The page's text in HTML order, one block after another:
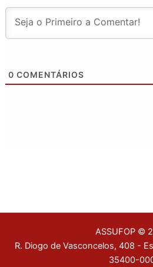
0 COMENTÁRIOS
ASSUFOP ©
R. Diogo de Vasconcelos, 408 -
35400-